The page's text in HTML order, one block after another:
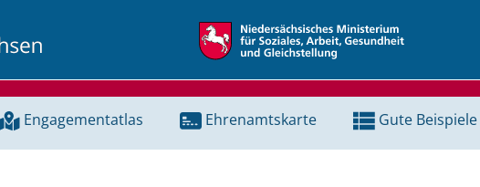
Engagementatlas Ehrenamtskarte Gute Beispiele